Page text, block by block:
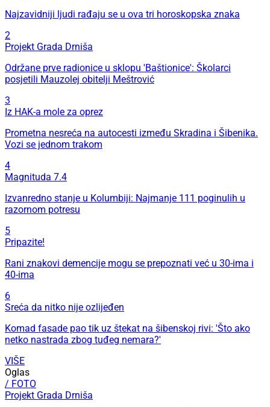
Najzavidniji ljudi rađaju se u ova tri horoskopska znaka
2
Projekt Grada Drniša
Održane prve radionice u sklopu 'Baštionice': Školarci
posjetili Mauzolej obitelji Meštrović
3
Iz HAK-a mole za oprez
Prometna nesreća na autocesti između Skradina i Šibenika.
Vozi se jednom trakom
4
Magnituda 7.4
Izvanredno stanje u Kolumbiji: Najmanje 111 poginulih u
razornom potresu
5
Pripazite!
Rani znakovi demencije mogu se prepoznati već u 30-ima i
40-ima
6
Sreća da nitko nije ozlijeđen
Komad fasade pao tik uz štekat na šibenskoj rivi: 'Što ako
netko nastrada zbog tuđeg nemara?'
VIŠE
Oglas
/ FOTO
Projekt Grada Drniša